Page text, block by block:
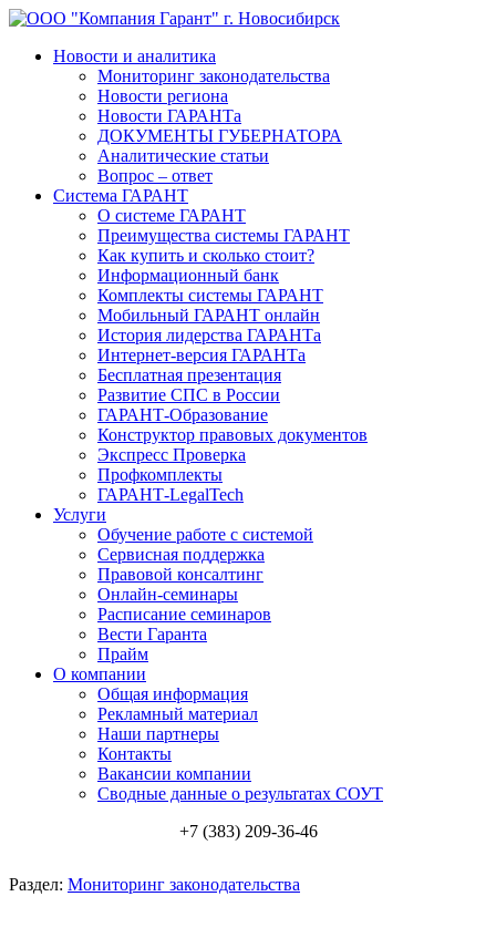
Новости и аналитика
Мониторинг законодательства
Новости региона
Новости ГАРАНТа
ДОКУМЕНТЫ ГУБЕРНАТОРА
Аналитические статьи
Вопрос – ответ
Система ГАРАНТ
О системе ГАРАНТ
Преимущества системы ГАРАНТ
Как купить и сколько стоит?
Информационный банк
Комплекты системы ГАРАНТ
Мобильный ГАРАНТ онлайн
История лидерства ГАРАНТа
Интернет-версия ГАРАНТа
Бесплатная презентация
Развитие СПС в России
ГАРАНТ-Образование
Конструктор правовых документов
Экспресс Проверка
Профкомплекты
ГАРАНТ-LegalTech
Услуги
Обучение работе с системой
Сервисная поддержка
Правовой консалтинг
Онлайн-семинары
Расписание семинаров
Вести Гаранта
Прайм
О компании
Общая информация
Рекламный материал
Наши партнеры
Контакты
Вакансии компании
Сводные данные о результатах СОУТ
+7 (383) 209-36-46
Раздел: Мониторинг законодательства